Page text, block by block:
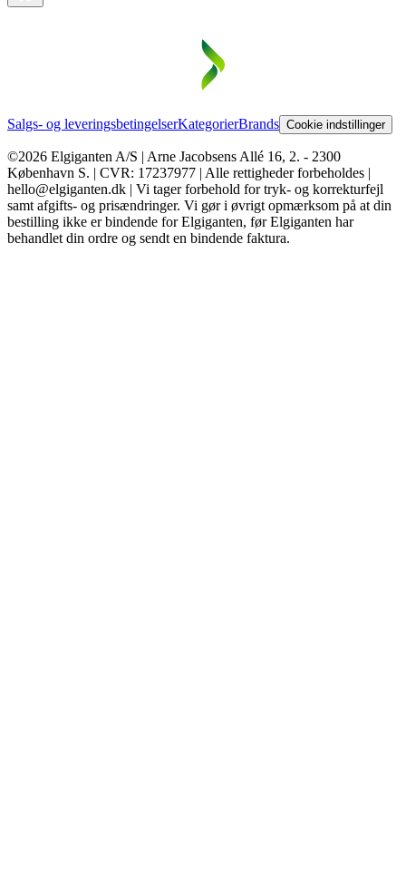
Salgs- og leveringsbetingelserKategorierBrands Cookie indstillinger
©2026 Elgiganten A/S | Arne Jacobsens Allé 16, 2. - 2300
København S. | CVR: 17237977 | Alle rettigheder forbeholdes |
hello@elgiganten.dk | Vi tager forbehold for tryk- og korrekturfejl
samt afgifts- og prisændringer. Vi gør i øvrigt opmærksom på at din
bestilling ikke er bindende for Elgiganten, før Elgiganten har
behandlet din ordre og sendt en bindende faktura.